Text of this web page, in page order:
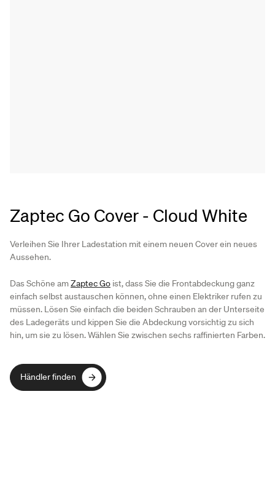
Zaptec Go Cover - Cloud White
Verleihen Sie Ihrer Ladestation mit einem neuen Cover ein neues
Aussehen.
Das Schöne amZaptec Go ist, dass Sie die Frontabdeckung ganz
einfach selbst austauschen können, ohne einen Elektriker rufen zu
müssen. Lösen Sie einfach die beiden Schrauben an der Unterseite
des Ladegeräts und kippen Sie die Abdeckung vorsichtig zu sich
hin, um sie zu lösen. Wählen Sie zwischen sechs raffinierten Farben.
Händler finden
Händler finden